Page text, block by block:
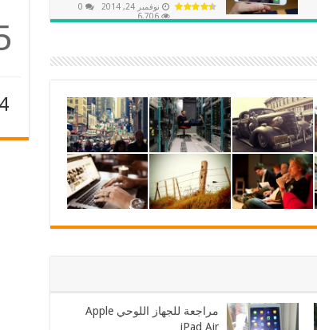
نوفمبر 24, 2014
0
6,706
مراجعة للجهاز اللوحي Apple
iPad Air